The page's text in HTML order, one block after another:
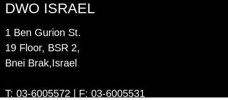
DWO ISRAEL
1 Ben Gurion St.
19 Floor, BSR 2,
Bnei Brak,Israel
T: 03-6005572 | F: 03-6005531